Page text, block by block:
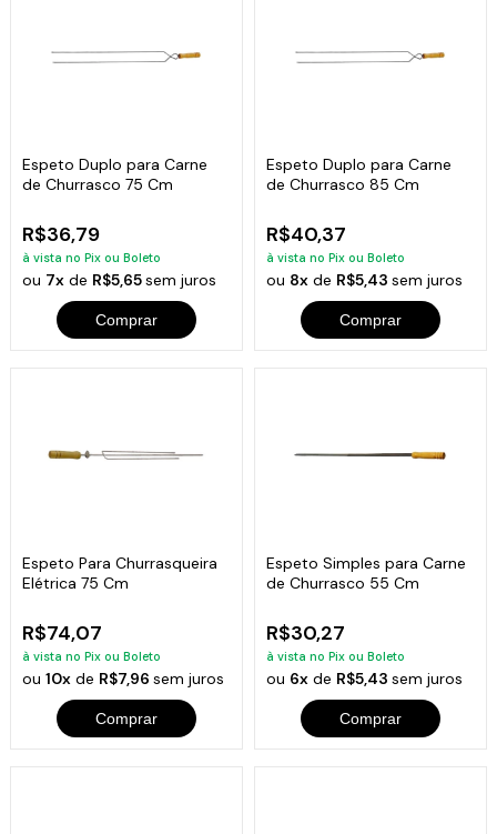
Espeto Duplo para Carne
de Churrasco 75 Cm
R$36,79
à vista no Pix ou Boleto
ou 7x de R$5,65sem juros
Comprar
Espeto Duplo para Carne
de Churrasco 85 Cm
R$40,37
à vista no Pix ou Boleto
ou 8xde R$5,43 sem juros
Comprar
Espeto Para Churrasqueira
Elétrica 75 Cm
R$74,07
à vista no Pix ou Boleto
ou10x de R$7,96sem juros
Comprar
Espeto Simples para Carne
de Churrasco 55 Cm
R$30,27
à vista no Pix ou Boleto
ou 6xde R$5,43 sem juros
Comprar